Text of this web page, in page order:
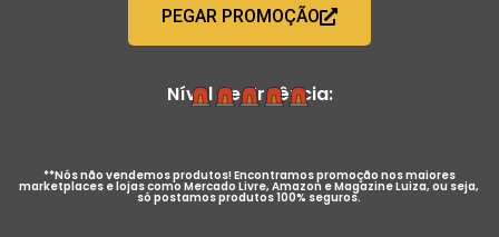
PEGAR PROMOÇÃO
Nível de Urgência:
**Nós não vendemos produtos! Encontramos promoção nos maiores
marketplaces e lojas como Mercado Livre, Amazon e Magazine Luiza, ou seja,
só postamos produtos 100% seguros.